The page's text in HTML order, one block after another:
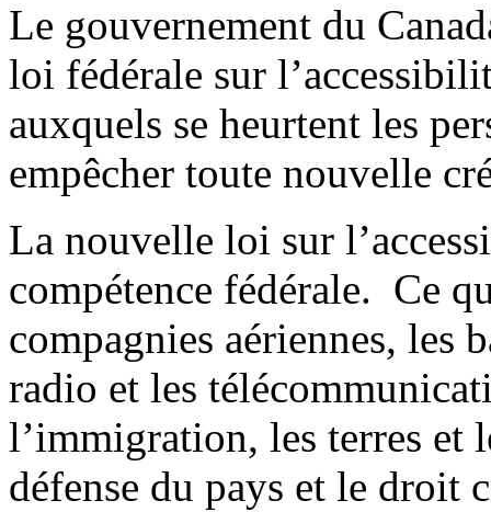
Le gouvernement du
loi fédérale sur
auxquels se heurtent les
empêcher toute nouvelle
La nouvelle loi sur
compétence fédérale. Ce
compagnies aériennes, les
radio et les
l’immigration, les terres et
défense du pays et le droit